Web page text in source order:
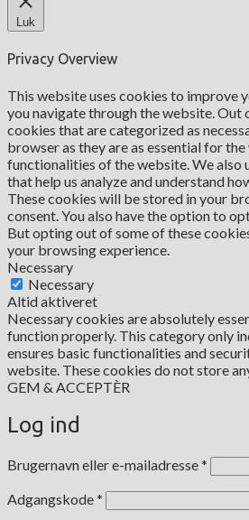
Luk
Privacy Overview
This website uses cookies to improve
you navigate through the website. Out
cookies that are categorized as
browser as they are as essential for
functionalities of the website. We also
that help us analyze and understand
These cookies will be stored in your
consent. You also have the option to
But opting out of some of these
your browsing experience.
Necessary
Necessary
Altid aktiveret
Necessary cookies are absolutely
function properly. This category only
ensures basic functionalities and
website. These cookies do not store
GEM & ACCEPTÈR
Log ind
Brugernavn eller e-mailadresse*
Adgangskode*